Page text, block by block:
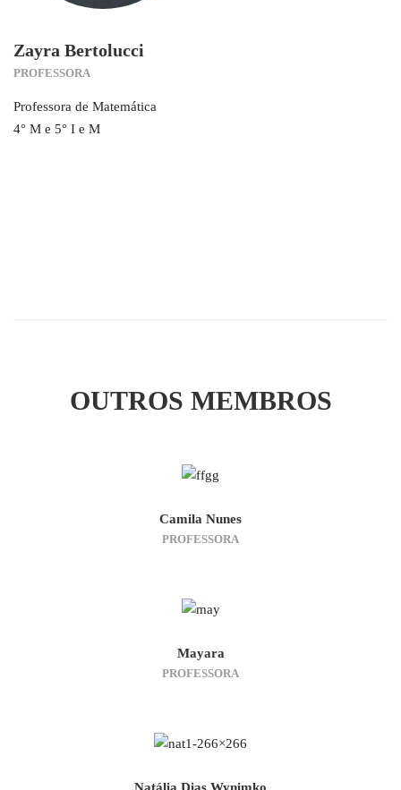
Zayra Bertolucci
PROFESSORA
Professora de Matemática
4° M e 5° I e M
OUTROS MEMBROS
Camila Nunes
PROFESSORA
Mayara
PROFESSORA